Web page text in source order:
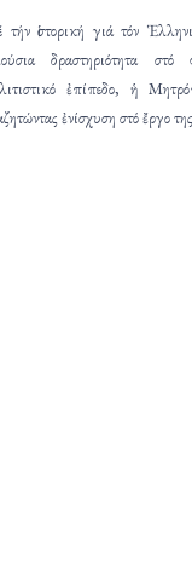
ἱστορική γιά τόν
δραστηριότητα στό
ἐπίπεδο, ἡ
ἐνίσχυση στό ἔργο